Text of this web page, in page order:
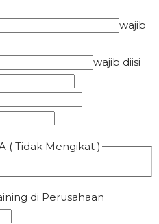
wajib
wajib diisi
( Tidak Mengikat )
di Perusahaan